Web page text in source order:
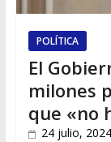
POLÍTICA
El
milones
que «no
24 julio, 2024